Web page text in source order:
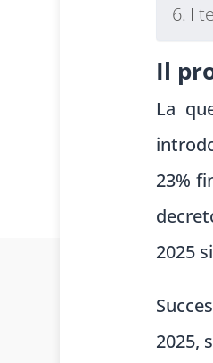
I
Il
La
23%
2025
2025,